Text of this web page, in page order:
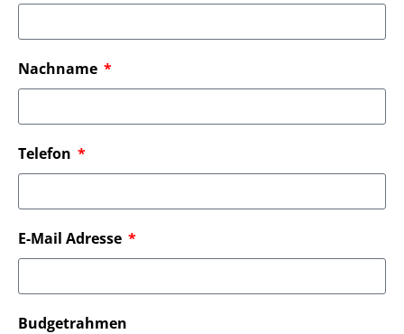
Nachname
Telefon
E-Mail Adresse
Budgetrahmen